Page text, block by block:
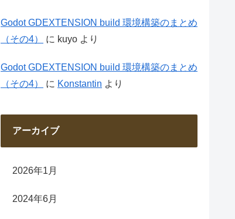
Godot GDEXTENSION build 環境構築のまとめ
（その4）
に kuyo より
Godot GDEXTENSION build 環境構築のまとめ
（その4）
に Konstantin より
アーカイブ
2026年1月
2024年6月